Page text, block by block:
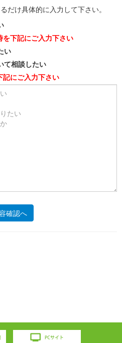
だけ具体的に入力して下さい。
を下記にご入力下さい
い
て相談したい
記にご入力下さい